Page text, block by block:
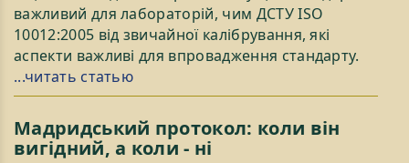
важливий для лабораторій, чим ДСТУ ISO
10012:2005 від звичайної калібрування, які
аспекти важливі для впровадження стандарту.
...читать статью
Мадридський протокол: коли він
вигідний, а коли - ні